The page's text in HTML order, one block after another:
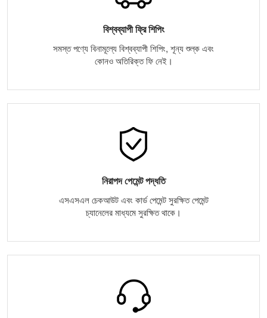
বিশ্বব্যাপী ফ্রি শিপিং
সমস্ত পণ্যে বিনামূল্যে বিশ্বব্যাপী শিপিং, শূন্য শুল্ক এবং
কোনও অতিরিক্ত ফি নেই।
নিরাপদ পেমেন্ট পদ্ধতি
এসএসএল চেকআউট এবং কার্ড পেমেন্ট সুরক্ষিত পেমেন্ট
চ্যানেলের মাধ্যমে সুরক্ষিত থাকে।